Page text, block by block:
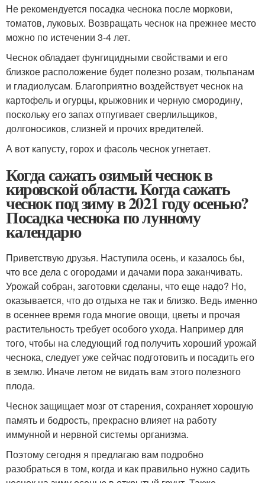
Не рекомендуется посадка чеснока после моркови,
томатов, луковых. Возвращать чеснок на прежнее место
можно по истечении 3-4 лет.
Чеснок обладает фунгицидными свойствами и его
близкое расположение будет полезно розам, тюльпанам
и гладиолусам. Благоприятно воздействует чеснок на
картофель и огурцы, крыжовник и черную смородину,
поскольку его запах отпугивает сверлильщиков,
долгоносиков, слизней и прочих вредителей.
А вот капусту, горох и фасоль чеснок угнетает.
Когда сажать озимый чеснок в
кировской области. Когда сажать
чеснок под зиму в 2021 году осенью?
Посадка чеснока по лунному
календарю
Приветствую друзья. Наступила осень, и казалось бы,
что все дела с огородами и дачами пора заканчивать.
Урожай собран, заготовки сделаны, что еще надо? Но,
оказывается, что до отдыха не так и близко. Ведь именно
в осеннее время года многие овощи, цветы и прочая
растительность требует особого ухода. Например для
того, чтобы на следующий год получить хороший урожай
чеснока, следует уже сейчас подготовить и посадить его
в землю. Иначе летом не видать вам этого полезного
плода.
Чеснок защищает мозг от старения, сохраняет хорошую
память и бодрость, прекрасно влияет на работу
иммунной и нервной системы организма.
Поэтому сегодня я предлагаю вам подробно
разобраться в том, когда и как правильно нужно садить